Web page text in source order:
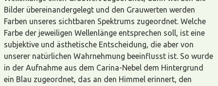
Bilder übereinandergelegt und den Grauwerten werden
Farben unseres sichtbaren Spektrums zugeordnet. Welche
Farbe der jeweiligen Wellenlänge entsprechen soll, ist eine
subjektive und ästhetische Entscheidung, die aber von
unserer natürlichen Wahrnehmung beeinflusst ist. So wurde
in der Aufnahme aus dem Carina-Nebel dem Hintergrund
ein Blau zugeordnet, das an den Himmel erinnert, den